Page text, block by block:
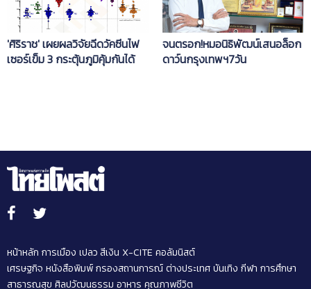
'ศิริราช' เผยผลวิจัยฉีดวัคซีนไฟ
เซอร์เข็ม 3 กระตุ้นภูมิคุ้มกันได้
จนตรอก!หมอนิธิพัฒน์เสนอล็อก
ดาว์นกรุงเทพฯ7วัน
หน้าหลัก การเมือง เปลว สีเงิน X-CITE คอลัมนิสต์
เศรษฐกิจ หนังสือพิมพ์กรองสถานการณ์ต่างประเทศบันเทิง กีฬา การศึกษา
สาธารณสุข ศิลปวัฒนธรรม อาหาร คุณภาพชีวิต